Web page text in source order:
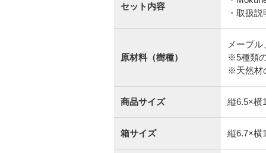
セット内容
・取扱説
原材料（樹種）
メープ
※5種類
※天然材
商品サイズ 縦6.5×横
箱サイズ 縦6.7×横